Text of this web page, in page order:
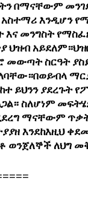
በማናቸውም
እንዲሆን
መንግስት
መውጣት ስርዓት
ይህንን ያደረጉት
ስለሆነም
ማናቸውም
እንደከእዚህ
ወንጀለኞች ለህግ